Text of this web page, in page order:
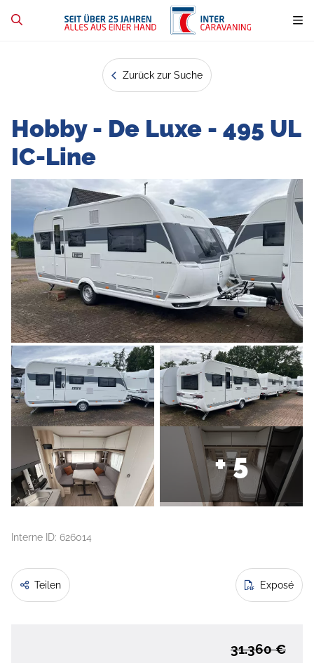
Zurück zur Suche
Hobby - De Luxe - 495 UL
IC-Line
+ 5
Interne ID: 626014
Teilen Exposé
31.360 €